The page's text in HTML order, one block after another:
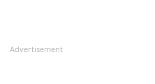
Advertisement